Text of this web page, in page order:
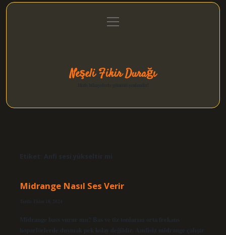
Gizlilik Politikası
menüyü
aç
Neşeli Fikir Durağı
Etiket: Anfi sesi yükseltir mi
Midrange Nasıl Ses Verir
Tarih: Ekim 18, 2024
Midrange bass vurur mu? Bas ve tiz tonlarını orta frekans
hoparlörlerde duymak pek kolay değildir. Amfisiz midrange çalışır